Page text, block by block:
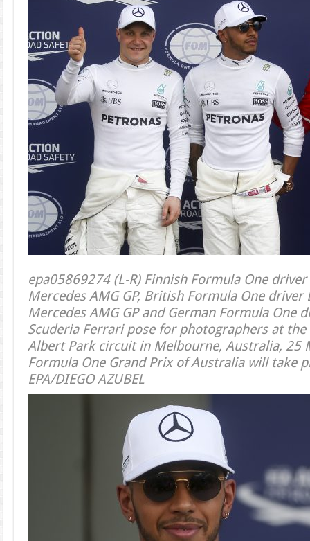
epa05869274 (L-R) Finnish Formula One
Mercedes AMG GP, British Formula One
Mercedes AMG GP and German Formula One
Scuderia Ferrari pose for photographers at
Albert Park circuit in Melbourne, Australia, 25
Formula One Grand Prix of Australia will take
EPA/DIEGO AZUBEL